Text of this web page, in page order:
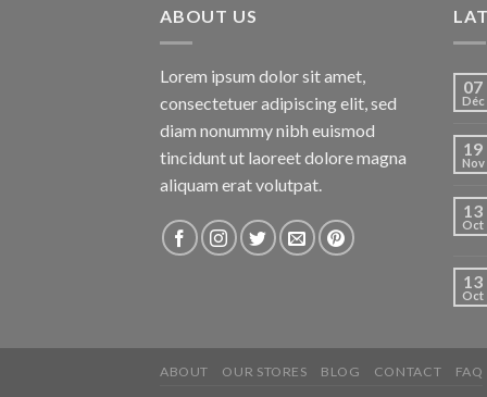
ABOUT US
Lorem ipsum dolor sit amet,
consectetuer adipiscing elit, sed
diam nonummy nibh euismod
tincidunt ut laoreet dolore magna
aliquam erat volutpat.
07
Déc
19
Nov
13
Oct
13
Oct
ABOUT OUR STORES BLOG CONTACT FAQ